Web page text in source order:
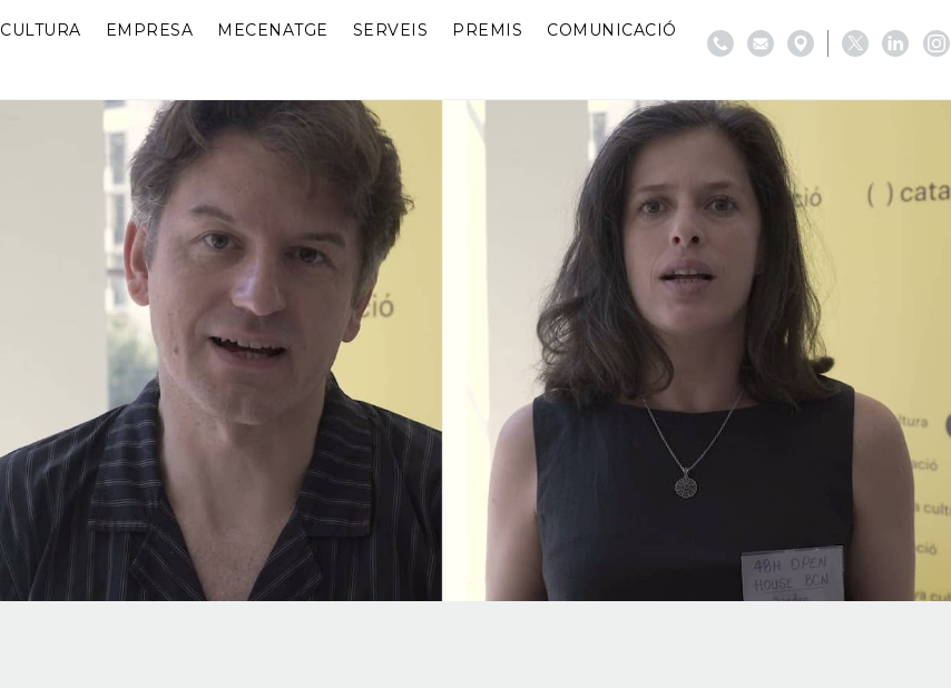
CULTURA EMPRESA MECENATGE SERVEIS PREMIS COMUNICACIÓ